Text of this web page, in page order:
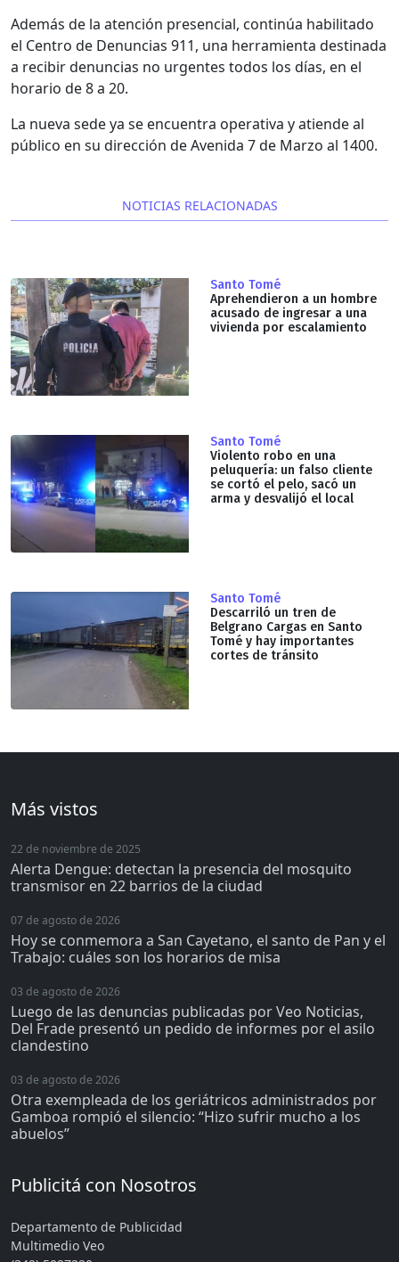
Además de la atención presencial, continúa habilitado
el Centro de Denuncias 911, una herramienta destinada
a recibir denuncias no urgentes todos los días, en el
horario de 8 a 20.
La nueva sede ya se encuentra operativa y atiende al
público en su dirección de Avenida 7 de Marzo al 1400.
NOTICIAS RELACIONADAS
Santo Tomé
Aprehendieron a un hombre
acusado de ingresar a una
vivienda por escalamiento
Santo Tomé
Violento robo en una
peluquería: un falso cliente
se cortó el pelo, sacó un
arma y desvalijó el local
Santo Tomé
Descarriló un tren de
Belgrano Cargas en Santo
Tomé y hay importantes
cortes de tránsito
Más vistos
22 de noviembre de 2025
Alerta Dengue: detectan la presencia del mosquito
transmisor en 22 barrios de la ciudad
07 de agosto de 2026
Hoy se conmemora a San Cayetano, el santo de Pan y el
Trabajo: cuáles son los horarios de misa
03 de agosto de 2026
Luego de las denuncias publicadas por Veo Noticias,
Del Frade presentó un pedido de informes por el asilo
clandestino
03 de agosto de 2026
Otra exempleada de los geriátricos administrados por
Gamboa rompió el silencio: “Hizo sufrir mucho a los
abuelos”
Publicitá con Nosotros
Departamento de Publicidad
Multimedio Veo